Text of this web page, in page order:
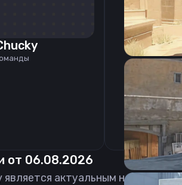
CSGO-
от 06.08.2026
является актуальным на